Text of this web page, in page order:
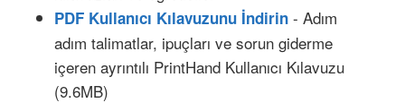
PDF Kullanıcı Kılavuzunu İndirin - Adım
adım talimatlar, ipuçları ve sorun giderme
içeren ayrıntılı PrintHand Kullanıcı Kılavuzu
(9.6MB)